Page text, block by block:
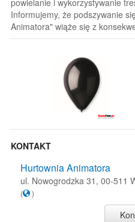
powielanie i wykorzystywanie
Informujemy, że podszywanie
Animatora" wiąże się z
KONTAKT
Hurtownia Animatora
ul. Nowogrodzka 31, 00-511
( )